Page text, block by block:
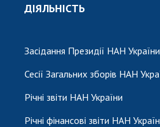
ДІЯЛЬНІСТЬ
Засідання Президії НАН України
Сесії Загальних зборів НАН
Річні звіти НАН України
Річні фінансові звіти НАН